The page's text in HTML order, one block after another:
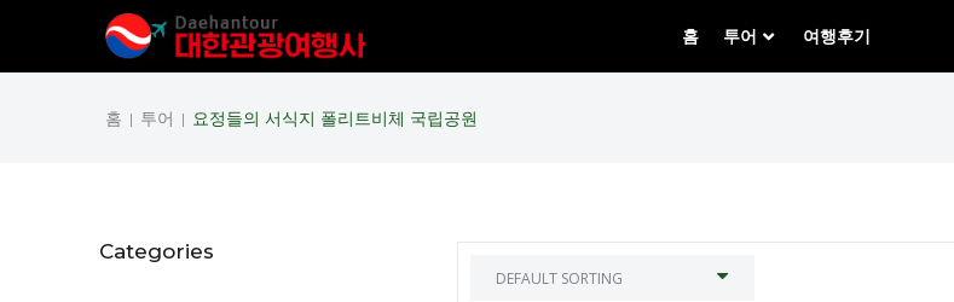
홈 투어 여행후기
홈 | 투어 | 요정들의 서식지 폴리트비체 국립공원
Categories